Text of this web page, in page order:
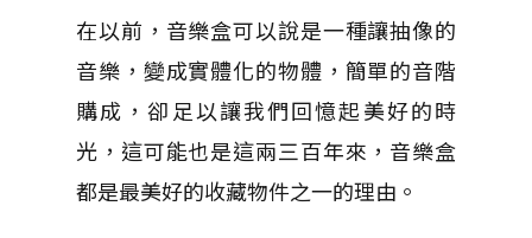
在以前，音樂盒可以說是一種讓抽像的
音樂，變成實體化的物體，簡單的音階
購成，卻足以讓我們回憶起美好的時
光，這可能也是這兩三百年來，音樂盒
都是最美好的收藏物件之一的理由。